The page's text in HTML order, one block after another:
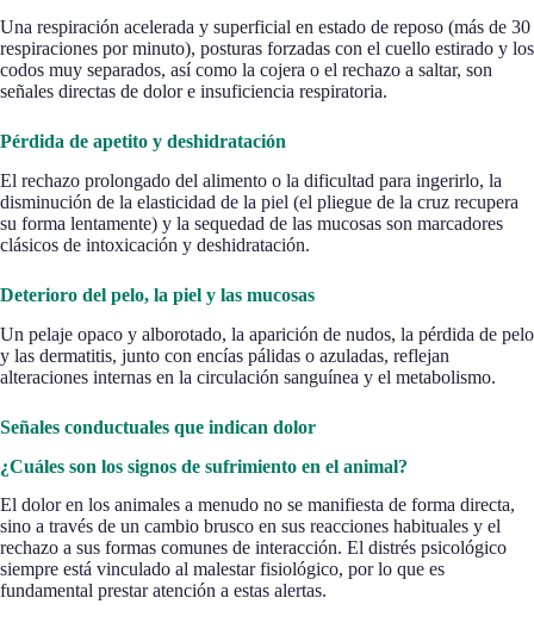
Una respiración acelerada y superficial en estado de reposo (más de 30
respiraciones por minuto), posturas forzadas con el cuello estirado y los
codos muy separados, así como la cojera o el rechazo a saltar, son
señales directas de dolor e insuficiencia respiratoria.
Pérdida de apetito y deshidratación
El rechazo prolongado del alimento o la dificultad para ingerirlo, la
disminución de la elasticidad de la piel (el pliegue de la cruz recupera
su forma lentamente) y la sequedad de las mucosas son marcadores
clásicos de intoxicación y deshidratación.
Deterioro del pelo, la piel y las mucosas
Un pelaje opaco y alborotado, la aparición de nudos, la pérdida de pelo
y las dermatitis, junto con encías pálidas o azuladas, reflejan
alteraciones internas en la circulación sanguínea y el metabolismo.
Señales conductuales que indican dolor
¿Cuáles son los signos de sufrimiento en el animal?
El dolor en los animales a menudo no se manifiesta de forma directa,
sino a través de un cambio brusco en sus reacciones habituales y el
rechazo a sus formas comunes de interacción. El distrés psicológico
siempre está vinculado al malestar fisiológico, por lo que es
fundamental prestar atención a estas alertas.